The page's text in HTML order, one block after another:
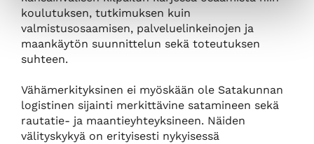
koulutuksen, tutkimuksen kuin
valmistusosaamisen, palveluelinkeinojen ja
maankäytön suunnittelun sekä toteutuksen
suhteen.
Vähämerkityksinen ei myöskään ole Satakunnan
logistinen sijainti merkittävine satamineen sekä
rautatie- ja maantieyhteyksineen. Näiden
välityskykyä on erityisesti nykyisessä